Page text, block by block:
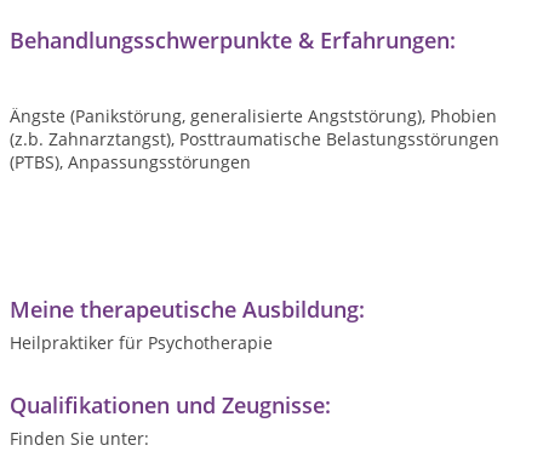
Behandlungsschwerpunkte & Erfahrungen:
Ängste (Panikstörung, generalisierte Angststörung), Phobien
(z.b. Zahnarztangst), Posttraumatische Belastungsstörungen
(PTBS), Anpassungsstörungen
Meine therapeutische Ausbildung:
Heilpraktiker für Psychotherapie
Qualifikationen und Zeugnisse:
Finden Sie unter: